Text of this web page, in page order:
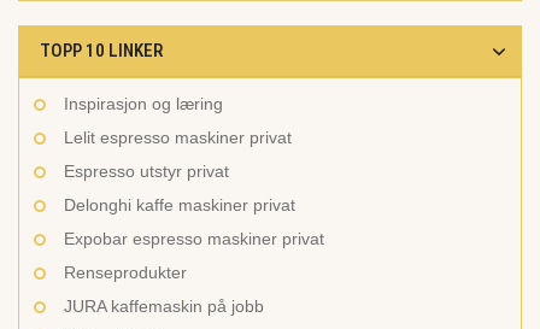
TOPP 10 LINKER
Inspirasjon og læring
Lelit espresso maskiner privat
Espresso utstyr privat
Delonghi kaffe maskiner privat
Expobar espresso maskiner privat
Renseprodukter
JURA kaffemaskin på jobb